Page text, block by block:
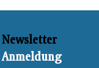
Newsletter
Anmeldung